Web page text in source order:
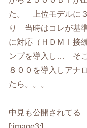
た。 上位モデルに
り 当時はコレが
に対応（ＨＤＭＩ接
ンプを導入し… そ
８００を導入しアナ
たら。。。
中見も公開されてる
[:image3:]